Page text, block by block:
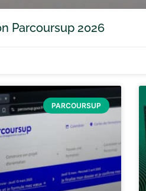
Parcoursup 2026
PARCOURSUP